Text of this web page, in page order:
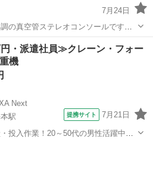
7月24日
の真空管ステレオコンソールです。
体となった、当時の高級オーディオ
...
オーディオ
・派遣社員≫クレーン・フォー
機
Next
駅
提携サイト 7月21日
投入作業！20～50代の男性活躍中★